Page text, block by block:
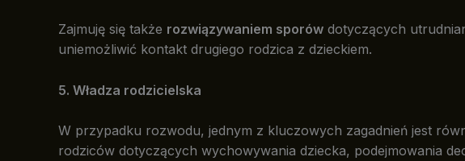
Zajmuję się także rozwiązywaniem sporów dotyczących
uniemożliwić kontakt drugiego rodzica z dzieckiem.
5. Władza rodzicielska
W przypadku rozwodu, jednym z kluczowych zagadnień jest
rodziców dotyczących wychowywania dziecka, podejmowania